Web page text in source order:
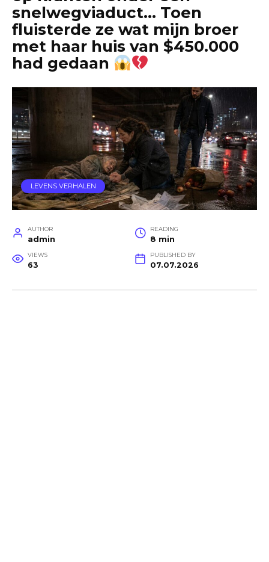
snelwegviaduct… Toen
fluisterde ze wat mijn broer
met haar huis van $450.000
had gedaan
LEVENS VERHALEN
AUTHOR
admin
READING
8 min
VIEWS
63
PUBLISHED BY
07.07.2026